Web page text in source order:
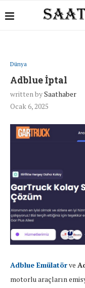
Dünya
Adblue İptal
written bySaathaber
Ocak 6, 2025
Adblue Emülatörve
motorlu araçların